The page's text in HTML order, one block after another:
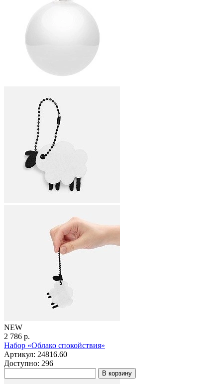
NEW
2 786 р.
Набор «Облако спокойствия»
Артикул: 24816.60
Доступно: 296
В корзину